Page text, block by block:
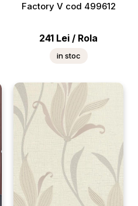
Factory V cod 499612
241 Lei / Rola
in stoc